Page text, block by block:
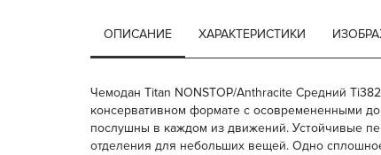
ОПИСАНИЕ ХАРАКТЕРИСТИКИ
Чемодан Titan NONSTOP/Anthracite Средний
консервативном формате с осовремененными
послушны в каждом из движений. Устойчивые
отделения для небольших вещей. Одно